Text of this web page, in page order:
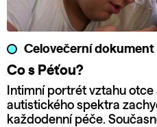
Celovečerní dokument
Co s Péťou?
Intimní portrét vztahu
autistického spektra
každodenní péče.